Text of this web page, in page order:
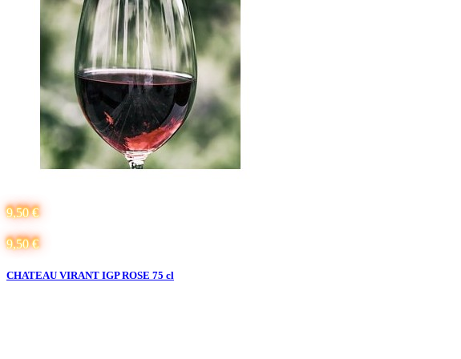
9,50 €
9,50 €
CHATEAU VIRANT IGP ROSE 75 cl